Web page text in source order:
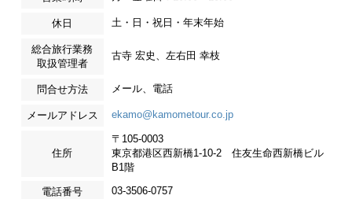
休日 土・日・祝日・年末年始
総合旅行業務
取扱管理者
古寺 宏史、左右田 幸枝
問合せ方法 メール、電話
メールアドレス ekamo@kamometour.co.jp
住所
〒105-0003
東京都港区西新橋1-10-2 住友生命西新橋ビル
B1階
電話番号 03-3506-0757